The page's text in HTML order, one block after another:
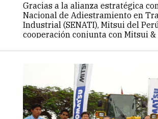
Gracias a la alianza estratégica
Nacional de Adiestramiento en
Industrial (SENATI), Mitsui del
cooperación conjunta con Mitsui &
Mitsui & Co.”; además, ha…